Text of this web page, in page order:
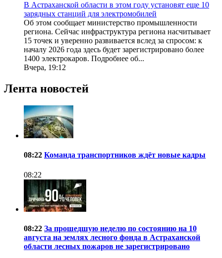
В Астраханской области в этом году установят еще 10
зарядных станций для электромобилей
Об этом сообщает министерство промышленности
региона. Сейчас инфраструктура региона насчитывает
15 точек и уверенно развивается вслед за спросом: к
началу 2026 года здесь будет зарегистрировано более
1400 электрокаров. Подробнее об...
Вчера, 19:12
Лента новостей
08:22 Команда транспортников ждёт новые кадры
08:22
08:22 За прошедшую неделю по состоянию на 10
августа на землях лесного фонда в Астраханской
области лесных пожаров не зарегистрировано